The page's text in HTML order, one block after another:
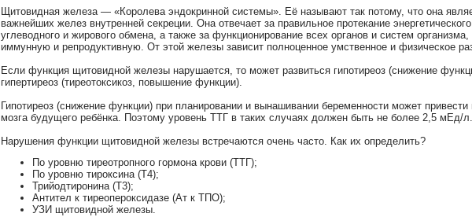
Щитовидная железа — «Королева эндокринной системы». Её называют так потому, что она
важнейших желез внутренней секреции. Она отвечает за правильное протекание
углеводного и жирового обмена, а также за функционирование всех органов и систем
иммунную и репродуктивную. От этой железы зависит полноценное умственное и физическое
Если функция щитовидной железы нарушается, то может развиться гипотиреоз (снижение
гипертиреоз (тиреотоксикоз, повышение функции).
Гипотиреоз (снижение функции) при планировании и вынашивании беременности может привести
мозга будущего ребёнка. Поэтому уровень ТТГ в таких случаях должен быть не более 2,5 мЕд/л.
Нарушения функции щитовидной железы встречаются очень часто. Как их определить?
По уровню тиреотропного гормона крови (ТТГ);
По уровню тироксина (Т4);
Трийодтиронина (Т3);
Антител к тиреопероксидазе (Ат к ТПО);
УЗИ щитовидной железы.